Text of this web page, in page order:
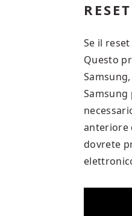
Se il
Questo
anteriore
dovrete